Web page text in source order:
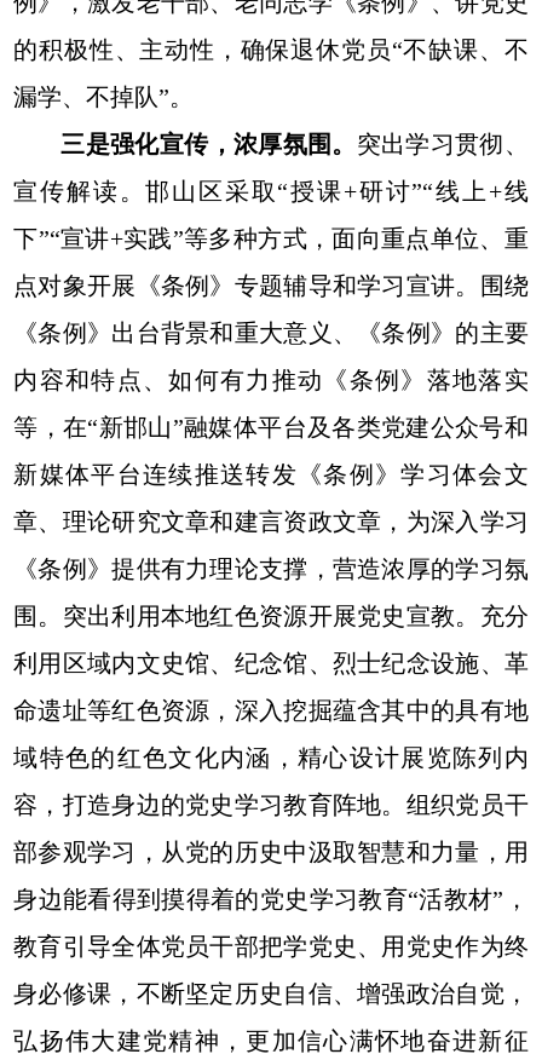
的积极性、主动性，确保退休党员“不缺课、不
漏学、不掉队”。
三是强化宣传，浓厚氛围。 突出学习贯彻、
宣传解读。邯山区采取“授课+研讨”“线上+线
下”“宣讲+实践”等多种方式，面向重点单位、重
点对象开展《条例》专题辅导和学习宣讲。围绕
《条例》出台背景和重大意义、《条例》的主要
内容和特点、如何有力推动《条例》落地落实
等，在“新邯山”融媒体平台及各类党建公众号和
新媒体平台连续推送转发《条例》学习体会文
章、理论研究文章和建言资政文章，为深入学习
《条例》提供有力理论支撑，营造浓厚的学习氛
围。突出利用本地红色资源开展党史宣教。充分
利用区域内文史馆、纪念馆、烈士纪念设施、革
命遗址等红色资源，深入挖掘蕴含其中的具有地
域特色的红色文化内涵，精心设计展览陈列内
容，打造身边的党史学习教育阵地。组织党员干
部参观学习，从党的历史中汲取智慧和力量，用
身边能看得到摸得着的党史学习教育“活教材”，
教育引导全体党员干部把学党史、用党史作为终
身必修课，不断坚定历史自信、增强政治自觉，
弘扬伟大建党精神，更加信心满怀地奋进新征